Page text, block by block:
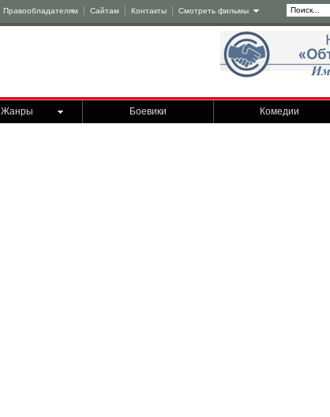
Правообладателям Сайтам Контакты Смотреть фильмы
Жанры Боевики Комедии